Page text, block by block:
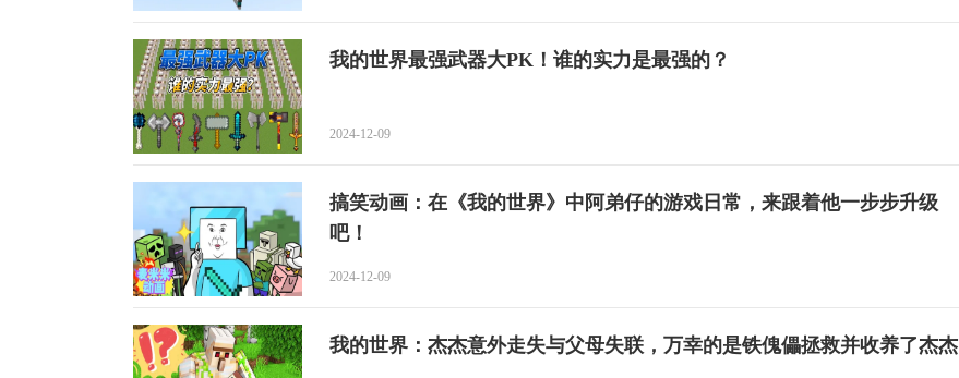
我的世界最强武器大PK！谁的实力是最强的？
2024-12-09
搞笑动画：在《我的世界》中阿弟仔的游戏日常，来跟着他一步步升级
吧！
2024-12-09
我的世界：杰杰意外走失与父母失联，万幸的是铁傀儡拯救并收养了杰杰